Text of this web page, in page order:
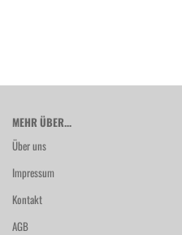
MEHR ÜBER...
Über uns
Impressum
Kontakt
AGB